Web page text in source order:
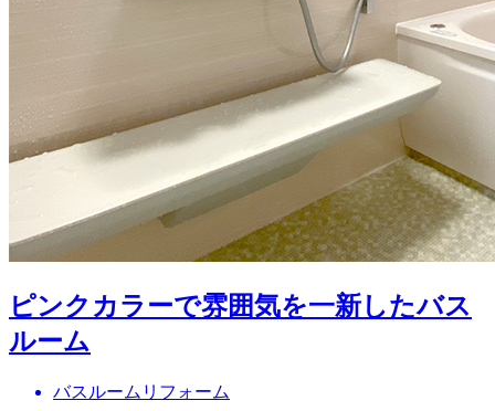
ピンクカラーで雰囲気を一新したバス
ルーム
バスルームリフォーム